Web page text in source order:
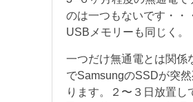
のは一つもないです・・
USBメモリーも同じく。
一つだけ無通電とは関係
でSamsungのSSDが突
ります。２〜３日放置し